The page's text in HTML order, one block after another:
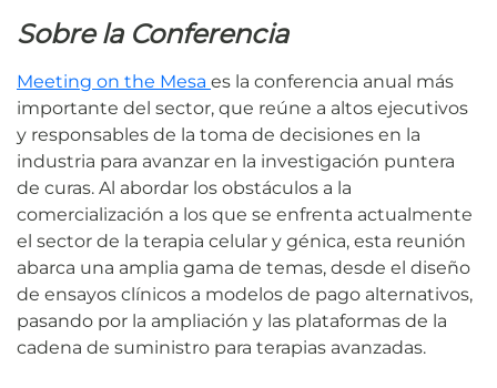
Sobre la Conferencia
Meeting on the Mesa es la conferencia anual más
importante del sector, que reúne a altos ejecutivos
y responsables de la toma de decisiones en la
industria para avanzar en la investigación puntera
de curas. Al abordar los obstáculos a la
comercialización a los que se enfrenta actualmente
el sector de la terapia celular y génica, esta reunión
abarca una amplia gama de temas, desde el diseño
de ensayos clínicos a modelos de pago alternativos,
pasando por la ampliación y las plataformas de la
cadena de suministro para terapias avanzadas.